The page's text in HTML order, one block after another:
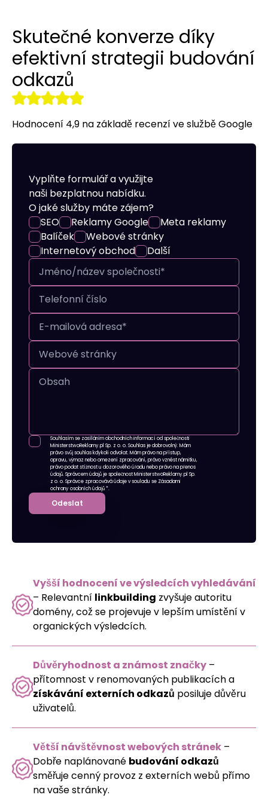
Vizitky NAP
Allegro Ads
Internetový obchod pro vás
tools
Skutečné konverze díky
efektivní strategii budování
odkazů
Hodnocení 4,9 na základě recenzí ve službě Google
Vyplňte formulář a využijte
naši bezplatnou nabídku.
O jaké služby máte zájem?
SEO
Reklamy Google
Meta reklamy
Balíček
Webové stránky
Internetový obchod
Další
Souhlasím se zasíláním obchodních informací od společnosti
MinisterstwoReklamy.pl Sp. z o. o. Souhlas je dobrovolný. Mám
právo svůj souhlas kdykoli odvolat. Mám právo na přístup,
opravu, výmaz nebo omezení zpracování, právo vznést námitku,
právo podat stížnost u dozorového úřadu nebo právo na přenos
údajů. Správcem údajů je společnost MinisterstwoReklamy.pl Sp.
z o. o. Správce zpracovává údaje v souladu se Zásadami
ochrany osobních údajů*.
Odeslat
Vyšší hodnocení ve výsledcích vyhledávání
– Relevantní linkbuilding zvyšuje autoritu
domény, což se projevuje v lepším umístění v
organických výsledcích.
Důvěryhodnost a známost značky –
přítomnost v renomovaných publikacích a
získávání externích odkazů posiluje důvěru
uživatelů.
Větší návštěvnost webových stránek –
Dobře naplánované budování odkazů
směřuje cenný provoz z externích webů přímo
na vaše stránky.